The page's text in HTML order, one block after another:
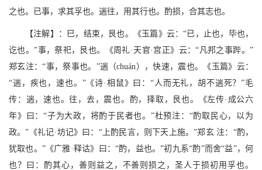
之也。已事，求其孚也。遄往，用其行也。酌损，合其志也。
【注解】：巳，结束，艮也。《玉篇》云：“已，止也，毕也，
讫也。”事，祭祀，艮也。《周礼·天官·宫正》云：“凡邦之事跸。”
郑玄注：“事，祭事也。”遄（chuán），快速，震也。《玉篇》云：
“遄，疾也，速也。”《诗·相鼠》曰：“人而无礼，胡不遄死？”毛
传：遄，速也。往，去，震也。酌，择取，艮也。《左传·成公六
年》曰：“子为大政，将酌于民者也。”杜预注：“酌取民心，以为
政。”《礼记·坊记》曰：“上酌民言，则下天上施。”郑玄 注：“酌，
犹取也。”《广雅·释诂》曰：“酌，益也。”初九系“酌”而舍“益”，何
也？曰：酌其心，善则益之，不善则损之，圣人于损初用孚也。